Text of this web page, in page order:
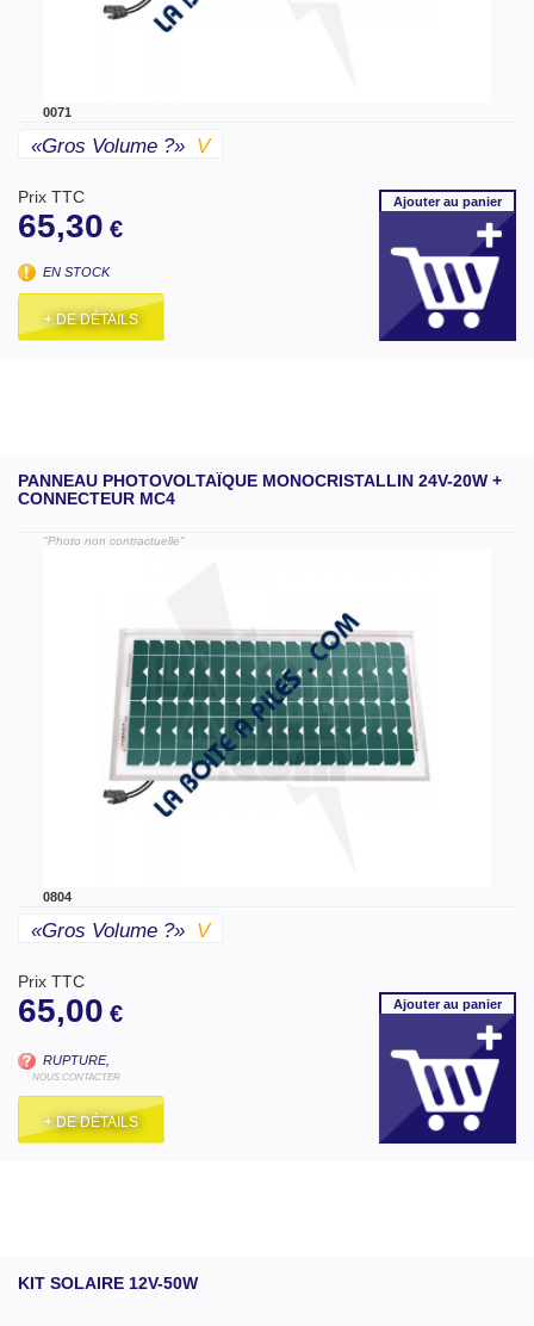
0071
«gros Volume ?» V
Prix TTC
65,30 €
EN STOCK
+ DE DÉTAILS
Ajouterau panier
PANNEAU PHOTOVOLTAÏQUE MONOCRISTALLIN 24V-20W +
CONNECTEUR MC4
"Photo non contractuelle"
0804
«gros Volume ?» V
Prix TTC
65,00 €
RUPTURE,
NOUS CONTACTER
+ DE DÉTAILS
Ajouterau panier
KIT SOLAIRE 12V-50W